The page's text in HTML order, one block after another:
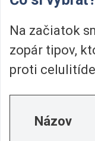
Na začiatok
zopár tipov,
proti
Názov